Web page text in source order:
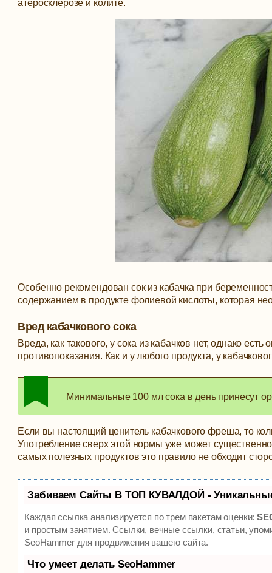
атеросклерозе и колите.
Особенно рекомендован сок из кабачка при
содержанием в продукте фолиевой кислоты, которая
Вред кабачкового сока
Вреда, как такового, у сока из кабачков нет, однако
противопоказания. Как и у любого продукта, у
Минимальные 100 мл сока в день принесут
Если вы настоящий ценитель кабачкового фреша, то
Употребление сверх этой нормы уже может
самых полезных продуктов это правило не обходит
Забиваем Сайты В ТОП КУВАЛДОЙ -
Каждая ссылка анализируется по трем пакетам оценки:
и простым занятием. Ссылки, вечные ссылки, статьи,
SeoHammer для продвижения вашего сайта.
Что умеет делать SeoHammer